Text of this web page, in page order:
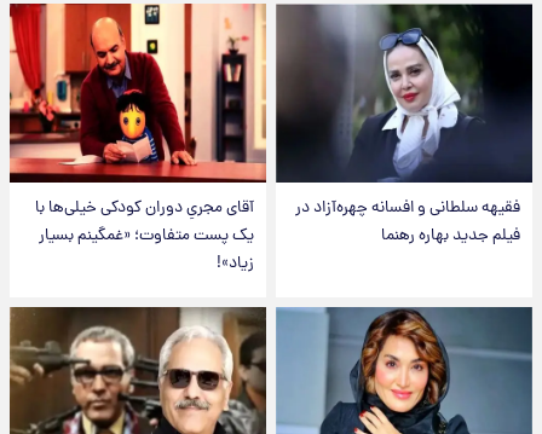
فقیهه سلطانی و افسانه چهره‌آزاد در
فیلم جدید بهاره رهنما
آقای مجریِ دوران کودکی خیلی‌ها با
یک پست متفاوت؛ «غمگینم بسیار
زیاد»!